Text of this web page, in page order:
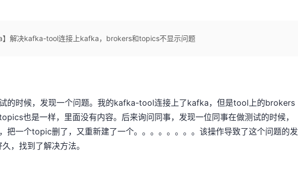
】解决kafka-tool连接上kafka，brokers和topics不显示问题
的时候，发现一个问题。我的kafka-tool连接上了kafka，但是tool上的brokers
也是一样，里面没有内容。后来询问同事，发现一位同事在做测试的时候，
把一个topic删了，又重新建了一个。。。。。。。。该操作导致了这个问题的发
，找到了解决方法。